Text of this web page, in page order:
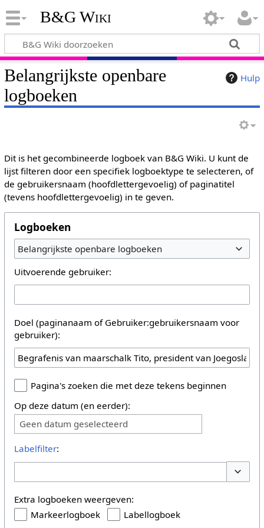
B&G Wiki
Hulp
Belangrijkste openbare
logboeken
Dit is het gecombineerde logboek van B&G Wiki. U kunt de
lijst filteren door een specifiek logboektype te selecteren, of
de gebruikersnaam (hoofdlettergevoelig) of paginatitel
(tevens hoofdlettergevoelig) in te geven.
Logboeken
Belangrijkste openbare logboeken
Uitvoerende gebruiker:
Doel (paginanaam of Gebruiker:gebruikersnaam voor
gebruiker):
Pagina's zoeken die met deze tekens beginnen
Op deze datum (en eerder):
Geen datum geselecteerd
Labelfilter:
Extra logboeken weergeven:
Markeerlogboek
Labellogboek